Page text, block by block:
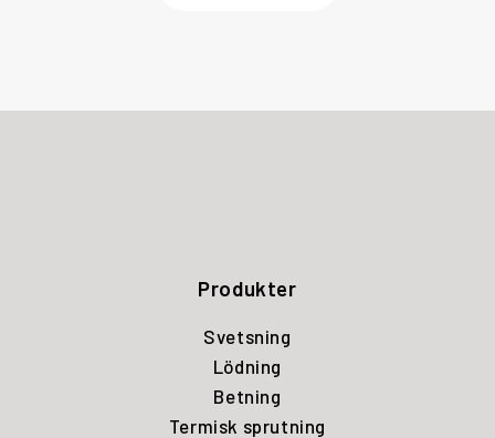
Produkter
Svetsning
Lödning
Betning
Termisk sprutning